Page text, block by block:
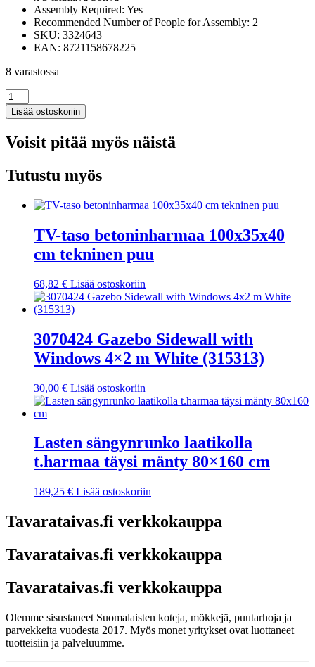
Assembly Required: Yes
Recommended Number of People for Assembly: 2
SKU: 3324643
EAN: 8721158678225
8 varastossa
vidaXL
3
Kappaleen
Tyynyillä
Sametti
määrä
Lisää ostoskoriin
Voisit pitää myös näistä
Tutustu myös
TV-taso betoninharmaa 100x35x40
cm tekninen puu
68,82 € Lisää ostoskoriin
3070424 Gazebo Sidewall with
Windows 4×2 m White (315313)
30,00 € Lisää ostoskoriin
Lasten sängynrunko laatikolla
t.harmaa täysi mänty 80×160 cm
189,25 € Lisää ostoskoriin
Tavarataivas.fi verkkokauppa
Tavarataivas.fi verkkokauppa
Tavarataivas.fi verkkokauppa
Olemme sisustaneet Suomalaisten koteja, mökkejä, puutarhoja ja
parvekkeita vuodesta 2017. Myös monet yritykset ovat luottaneet
tuotteisiin ja palveluumme.